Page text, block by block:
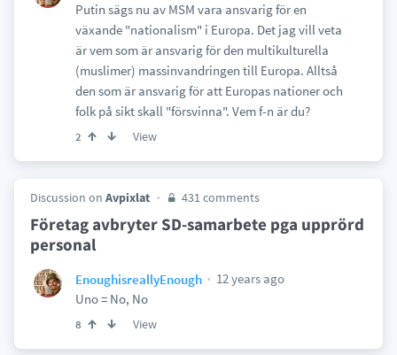
Putin sägs nu av MSM vara ansvarig för en
växande "nationalism" i Europa. Det jag vill veta
är vem som är ansvarig för den multikulturella
(muslimer) massinvandringen till Europa. Alltså
den som är ansvarig för att Europas nationer och
folk på sikt skall "försvinna". Vem f-n är du?
2 View
Discussion on Avpixlat 431 comments
Företag avbryter SD-samarbete pga upprörd
personal
EnoughisreallyEnough
12 years ago
Uno = No, No
8 View